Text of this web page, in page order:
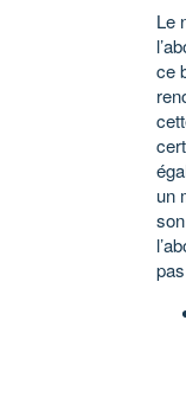
Le
ce
un